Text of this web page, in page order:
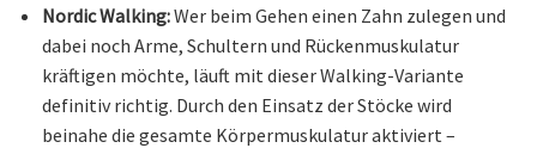
Nordic Walking:Wer beim Gehen einen Zahn zulegen und
dabei noch Arme, Schultern und Rückenmuskulatur
kräftigen möchte, läuft mit dieser Walking-Variante
definitiv richtig. Durch den Einsatz der Stöcke wird
beinahe die gesamte Körpermuskulatur aktiviert –